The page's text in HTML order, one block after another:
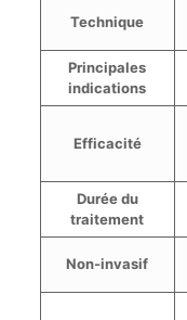
Technique
Principales
indications
Efficacité
Durée du
traitement
Non-invasif